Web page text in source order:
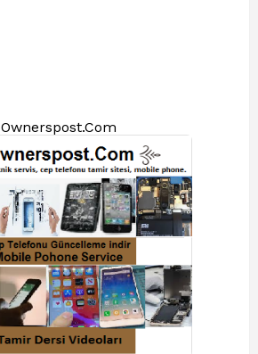
Ownerspost.Com